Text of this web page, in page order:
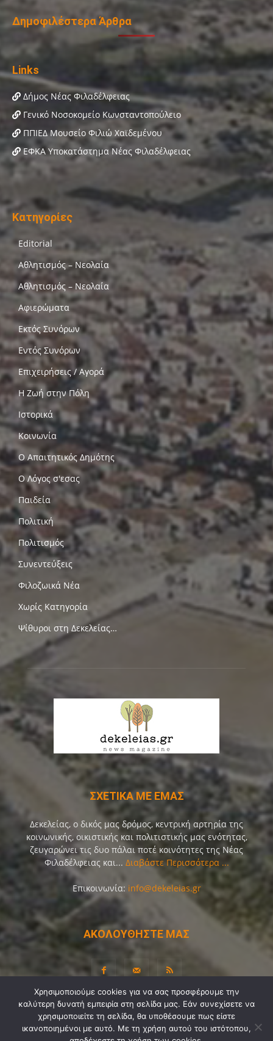
Δημοφιλέστερα Άρθρα
Links
Δήμος Νέας Φιλαδέλφειας
Γενικό Νοσοκομείο Κωνσταντοπούλειο
ΠΠΙΕΔ Μουσείο Φιλιώ Χαϊδεμένου
ΕΦΚΑ Υποκατάστημα Νέας Φιλαδέλφειας
Κατηγορίες
Editorial
Αθλητισμός – Νεολαία
Αθλητισμός – Νεολαία
Αφιερώματα
Εκτός Συνόρων
Εντός Συνόρων
Επιχειρήσεις / Αγορά
Η Ζωή στην Πόλη
Ιστορικά
Κοινωνία
Ο Απαιτητικός Δημότης
Ο Λόγος σ'εσας
Παιδεία
Πολιτική
Πολιτισμός
Συνεντεύξεις
Φιλοζωικά Νέα
Χωρίς Κατηγορία
Ψίθυροι στη Δεκελείας…
ΣΧΕΤΙΚΑ ΜΕ ΕΜΑΣ
Δεκελείας, ο δικός μας δρόμος, κεντρική αρτηρία της
κοινωνικής, οικιστικής και πολιτιστικής μας ενότητας,
ζευγαρώνει τις δυο πάλαι ποτέ κοινότητες της Νέας
Φιλαδέλφειας και... Διαβάστε Περισσότερα ...
Επικοινωνία: info@dekeleias.gr
ΑΚΟΛΟΥΘΗΣΤΕ ΜΑΣ
Διαύγεια Λίγα Λόγια για Εμάς
Επικοινωνία
Όροι Χρήσης
Προσωπικά Δεδομένα
Sitemap
Χρησιμοποιούμε cookies για να σας προσφέρουμε την
καλύτερη δυνατή εμπειρία στη σελίδα μας. Εάν συνεχίσετε να
χρησιμοποιείτε τη σελίδα, θα υποθέσουμε πως είστε
ικανοποιημένοι με αυτό. Με τη χρήση αυτού του ιστότοπου,